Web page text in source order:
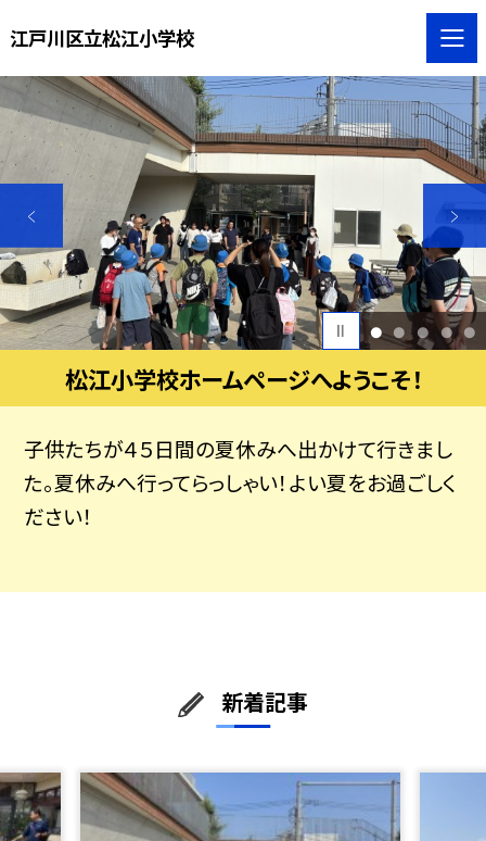
江戸川区立松江小学校
1 2 3 4 5
松江小学校ホームページへようこそ！
子供たちが４５日間の夏休みへ出かけて行きまし
た。夏休みへ行ってらっしゃい！よい夏をお過ごしく
ださい！
新着記事